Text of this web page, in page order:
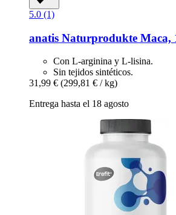
5.0 (1)
anatis Naturprodukte Maca,
Con L-arginina y L-lisina.
Sin tejidos sintéticos.
31,99 € (299,81 € / kg)
Entrega hasta el 18 agosto